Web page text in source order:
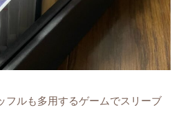
フルも多用するゲームでスリーブ